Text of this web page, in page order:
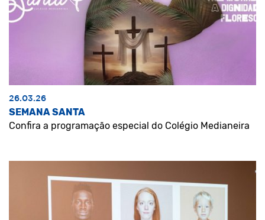
26.03.26
SEMANA SANTA
Confira a programação especial do Colégio Medianeira